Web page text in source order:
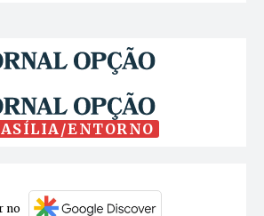
ENTORNO
no